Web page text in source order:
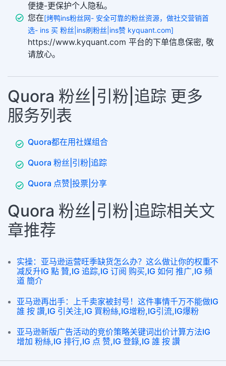
便捷-更保护个人隐私。
您在[烤鸭ins粉丝网- 安全可靠的粉丝资源，做社交营销首
选- ins 买 粉丝|ins刷粉丝|ins赞 kyquant.com]
https://www.kyquant.com 平台的下单信息保密, 敬
请放心。
Quora 粉丝|引粉|追踪 更多
服务列表
Quora都在用社媒组合
Quora 粉丝|引粉|追踪
Quora 点赞|投票|分享
Quora 粉丝|引粉|追踪相关文
章推荐
实操：亚马逊运营旺季缺货怎么办？这么做让你的权重不
减反升IG 點 贊,IG 追踪,IG 订阅 购买,IG 如何 推广,IG 頻
道 簡介
亚马逊再出手：上千卖家被封号！这件事情千万不能做IG
誰 按 讚,IG 引关注,IG 買粉絲,IG增粉,IG引流,IG爆粉
亚马逊新版广告活动的竞价策略关键词出价计算方法IG
增加 粉絲,IG 排行,IG 点 赞,IG 登錄,IG 誰 按 讚